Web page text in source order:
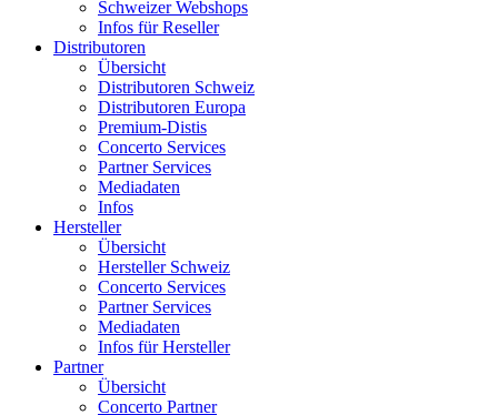
Schweizer Webshops
Infos für Reseller
Distributoren
Übersicht
Distributoren Schweiz
Distributoren Europa
Premium-Distis
Concerto Services
Partner Services
Mediadaten
Infos
Hersteller
Übersicht
Hersteller Schweiz
Concerto Services
Partner Services
Mediadaten
Infos für Hersteller
Partner
Übersicht
Concerto Partner